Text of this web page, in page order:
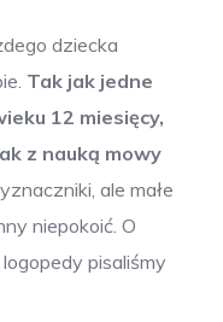
dziecka
Tak jak jedne
12 miesięcy,
z nauką mowy
ale małe
niepokoić. O
pisaliśmy